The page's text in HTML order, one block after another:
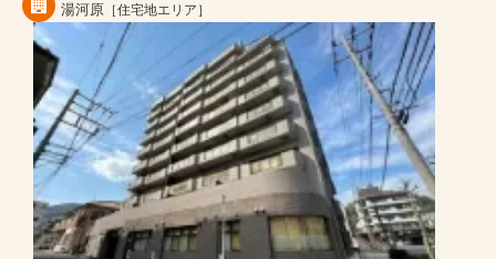
湯河原 ［住宅地エリア］